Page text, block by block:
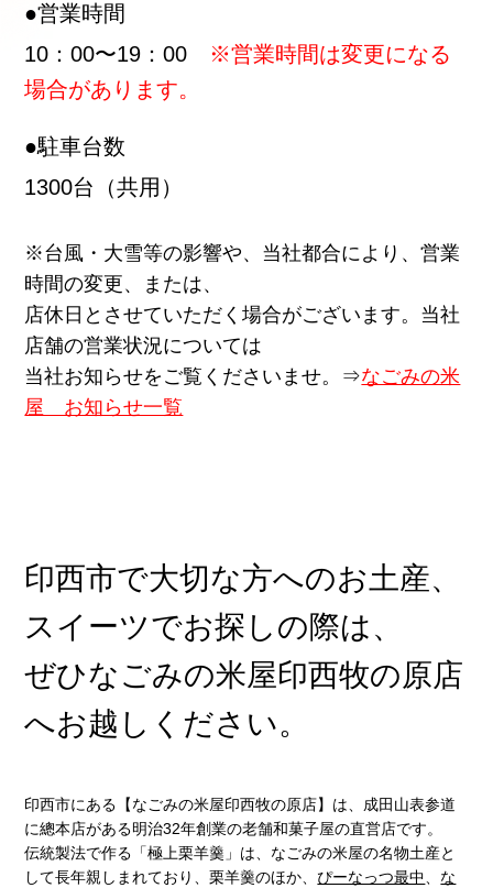
●営業時間
10：00〜19：00 ※営業時間は変更になる
場合があります。
●駐車台数
1300台（共用）
※台風・大雪等の影響や、当社都合により、営業
時間の変更、または、
店休日とさせていただく場合がございます。当社
店舗の営業状況については
当社お知らせをご覧くださいませ。⇒なごみの米
屋 お知らせ一覧
印西市で大切な方へのお土産、
スイーツでお探しの際は、
ぜひなごみの米屋印西牧の原店
へお越しください。
印西市にある【なごみの米屋印西牧の原店】は、成田山表参道
に總本店がある明治32年創業の老舗和菓子屋の直営店です。
伝統製法で作る「極上栗羊羹」は、なごみの米屋の名物土産と
して長年親しまれており、栗羊羹のほか、 ぴーなっつ最中
な